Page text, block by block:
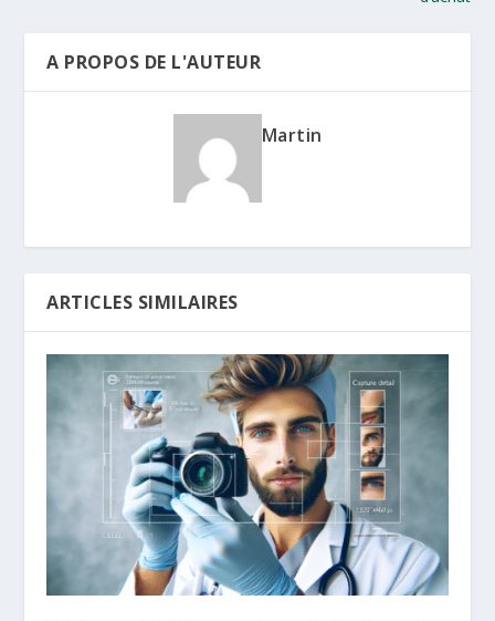
A PROPOS DE L'AUTEUR
Martin
ARTICLES SIMILAIRES